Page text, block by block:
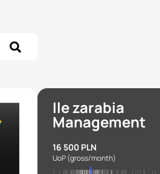
Ile zarabia
Management
16 500 PLN
UoP(gross/month)